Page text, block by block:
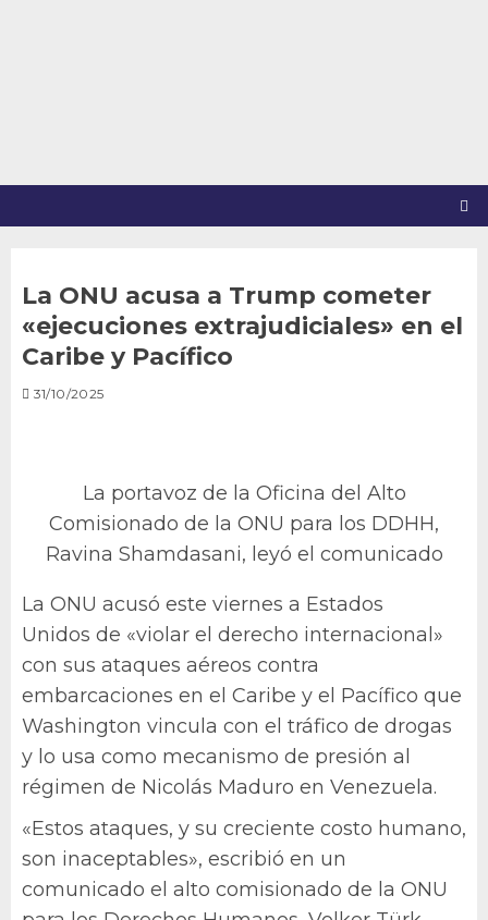
La ONU acusa a Trump cometer
«ejecuciones extrajudiciales» en el
Caribe y Pacífico
31/10/2025
La portavoz de la Oficina del Alto
Comisionado de la ONU para los DDHH,
Ravina Shamdasani, leyó el comunicado
La ONU acusó este viernes a Estados
Unidos de «violar el derecho internacional»
con sus ataques aéreos contra
embarcaciones en el Caribe y el Pacífico que
Washington vincula con el tráfico de drogas
y lo usa como mecanismo de presión al
régimen de Nicolás Maduro en Venezuela.
«Estos ataques, y su creciente costo humano,
son inaceptables», escribió en un
comunicado el alto comisionado de la ONU